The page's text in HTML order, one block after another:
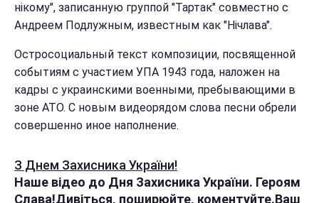
нікому", записанную группой "Тартак" совместно с
Андреем Подлужным, известным как "Нічлава".
Остросоциальный текст композиции, посвященной
событиям с участием УПА 1943 года, наложен на
кадры с украинскими военными, пребывающими в
зоне АТО. С новым видеорядом слова песни обрели
совершенно иное наполнение.
З Днем Захисника України!
Наше відео до Дня Захисника України. Героям
Слава!Дивіться, поширюйте, коментуйте.Ваш